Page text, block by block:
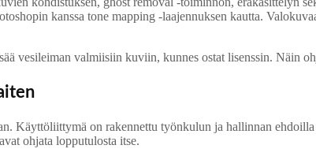
kanssa tone mapping -laajennuksen kautta.
vesileiman valmiisiin kuviin, kunnes ostat lisenssin. Näin
Käyttöliittymä on rakennettu työnkulun ja hallinnan
ohjata lopputulosta itse.